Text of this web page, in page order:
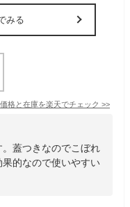
みる
価格と在庫を楽天でチェック >>
蓋つきなのでこぼれ
的なので使いやすい